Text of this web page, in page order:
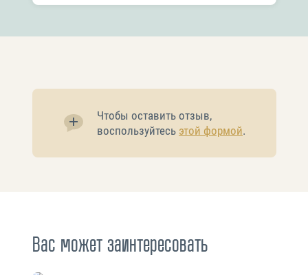
Чтобы оставить отзыв,
воспользуйтесь этой формой.
Вас может заинтересовать